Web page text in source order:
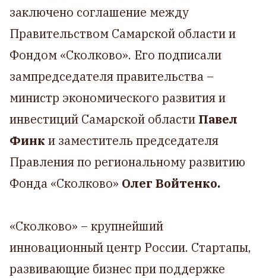
заключено соглашение между
Правительством Самарской области и
Фондом «Сколково». Его подписали
зампредседателя правительства –
министр экономического развития и
инвестиций Самарской области Павел
Финк и заместитель председателя
Правления по региональному развитию
Фонда «Сколково» Олег Войтенко.
«Сколково» – крупнейший
инновационный центр России. Стартапы,
развивающие бизнес при поддержке